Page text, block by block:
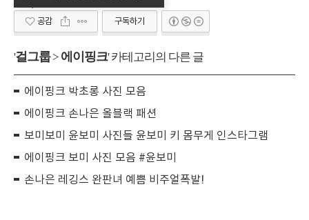
공감 구독하기
'걸그룹> 에이핑크' 카테고리의 다른 글
에이핑크 박초롱 사진 모음
에이핑크 손나은 올블랙 패션
보미보미 윤보미 사진들 윤보미 키 몸무게 인스타그램
에이핑크 보미 사진 모음 #윤보미
손나은 레깅스 완판녀 예쁨 비주얼폭발!